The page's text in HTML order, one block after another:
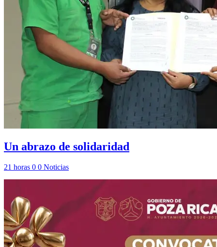
Un abrazo de solidaridad
21 horas 0 0 Noticias